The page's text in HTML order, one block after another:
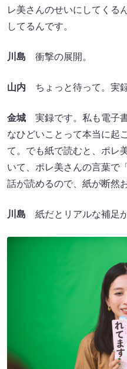
レ美さんのせいにしてくる
してるんです。
川島 衝撃の展開。
山内 ちょっと待って。実
金城 実録です。私も電子
なひどいことって本当に起
て。でも紙で読むと、ポレ
いて、ポレ美さんの言葉で
話が読めるので、紙が断然
川島 紙だとリアルな補足